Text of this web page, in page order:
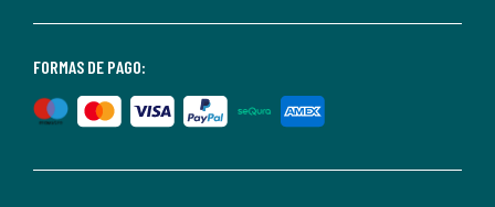
de
privacidad</2>.
FORMAS DE PAGO: